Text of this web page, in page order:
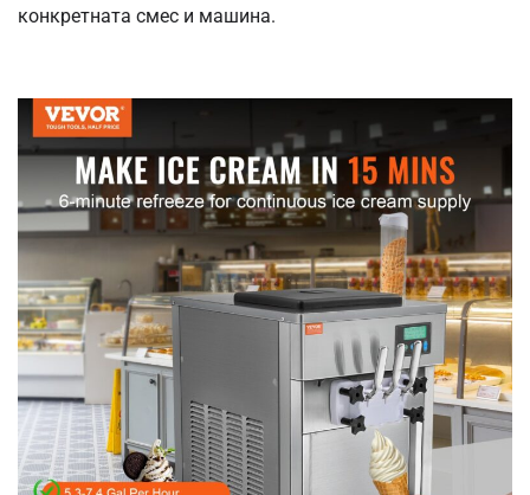
конкретната смес и машина.